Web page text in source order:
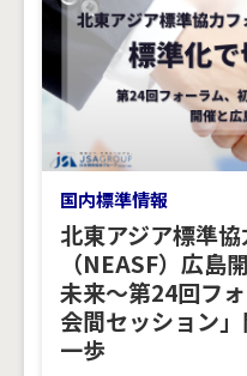
国内標準情報
北東アジア標準
（NEASF）広島
未来～第24回フ
会間セッション
一歩